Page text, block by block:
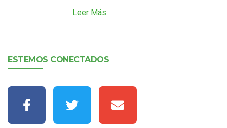
Leer Más
ESTEMOS CONECTADOS